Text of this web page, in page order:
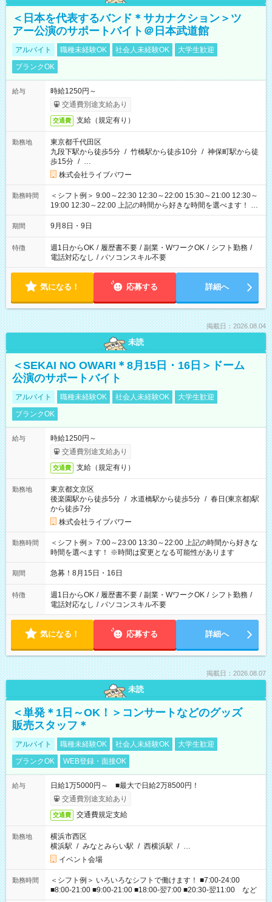
＜日本を代表するバンド＊サカナクション＞ツ
アー公演のサポートバイト＠日本武道館
アルバイト 職種未経験OK 社会人未経験OK
大学生歓迎
ブランクOK
給与
時給1250円～
交通費別途支給あり
交通費 支給（規定有り）
勤務地
東京都千代田区
九段下駅から徒歩5分 / 竹橋駅から徒歩10分 / 神保町駅から徒
歩15分 / …
株式会社ライブパワー
勤務時間
＜シフト例＞ 9:00～22:30 12:30～22:00 15:30～21:00 12:30～
19:00 12:30～22:00 上記の時間から好きな時間を選べます！ ※
時間は変更となる可能性があります
期間 9月8日・9日
特徴 週1日からOK / 履歴書不要 / 副業・WワークOK / シフト勤務 /
電話対応なし / パソコンスキル不要
気になる！ 応募する 詳細へ
掲載日：2026.08.04
未読
＜SEKAI NO OWARI＊8月15日・16日＞ドーム
公演のサポートバイト
アルバイト 職種未経験OK 社会人未経験OK
大学生歓迎
ブランクOK
給与
時給1250円～
交通費別途支給あり
交通費 支給（規定有り）
勤務地
東京都文京区
後楽園駅から徒歩5分 / 水道橋駅から徒歩5分 / 春日(東京都)駅
から徒歩7分
株式会社ライブパワー
勤務時間
＜シフト例＞ 7:00～23:00 13:30～22:00 上記の時間から好きな
時間を選べます！ ※時間は変更となる可能性があります
期間 急募！8月15日・16日
特徴 週1日からOK / 履歴書不要 / 副業・WワークOK / シフト勤務 /
電話対応なし / パソコンスキル不要
気になる！ 応募する 詳細へ
掲載日：2026.08.07
未読
＜単発＊1日～OK！＞コンサートなどのグッズ
販売スタッフ＊
アルバイト 職種未経験OK 社会人未経験OK
大学生歓迎
ブランクOK
WEB登録・面接OK
給与
日給1万5000円～ ■最大で日給2万8500円！
交通費別途支給あり
交通費 交通費規定支給
勤務地
横浜市西区
横浜駅 / みなとみらい駅 / 西横浜駅 / …
イベント会場
勤務時間
＜シフト例＞ いろいろなシフトで働けます！ ■7:00-24:00
■8:00-21:00 ■9:00-21:00 ■18:00-翌7:00 ■20:30-翌11:00 など